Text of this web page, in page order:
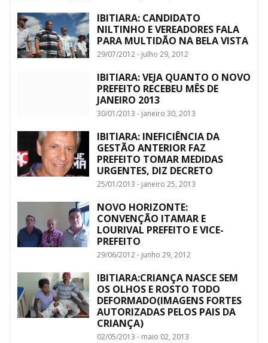
IBITIARA: CANDIDATO
NILTINHO E VEREADORES FALA
PARA MULTIDÃO NA BELA VISTA
29/07/2012 - julho 29, 2012
IBITIARA: VEJA QUANTO O NOVO
PREFEITO RECEBEU MÊS DE
JANEIRO 2013
30/01/2013 - janeiro 30, 2013
IBITIARA: INEFICIÊNCIA DA
GESTÃO ANTERIOR FAZ
PREFEITO TOMAR MEDIDAS
URGENTES, DIZ DECRETO
25/01/2013 - janeiro 25, 2013
NOVO HORIZONTE:
CONVENÇÃO ITAMAR E
LOURIVAL PREFEITO E VICE-
PREFEITO
29/06/2012 - junho 29, 2012
IBITIARA:CRIANÇA NASCE SEM
OS OLHOS E ROSTO TODO
DEFORMADO(IMAGENS FORTES
AUTORIZADAS PELOS PAIS DA
CRIANÇA)
02/05/2013 - maio 02, 2013